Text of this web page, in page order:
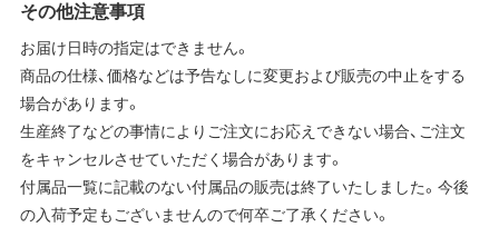
その他注意事項
お届け日時の指定はできません。
商品の仕様、価格などは予告なしに変更および販売の中止をする
場合があります。
生産終了などの事情によりご注文にお応えできない場合、ご注文
をキャンセルさせていただく場合があります。
付属品一覧に記載のない付属品の販売は終了いたしました。今後
の入荷予定もございませんので何卒ご了承ください。